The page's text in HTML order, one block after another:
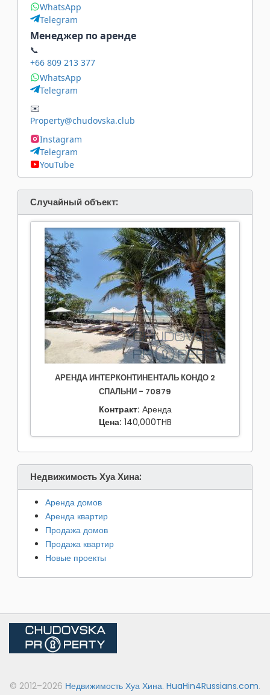
WhatsApp
Telegram
Менеджер по аренде
📞
+66 809 213 377
WhatsApp
Telegram
✉️
Property@chudovska.club
Instagram
Telegram
YouTube
Случайный объект:
АРЕНДА ИНТЕРКОНТИНЕНТАЛЬ КОНДО 2
СПАЛЬНИ - 70879
Контракт: Аренда
Цена: 140,000THB
Недвижимость Хуа Хина:
Аренда домов
Аренда квартир
Продажа домов
Продажа квартир
Новые проекты
© 2012–2026 Недвижимость Хуа Хина. HuaHin4Russians.com.